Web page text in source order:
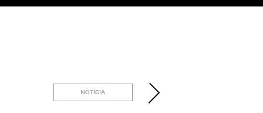
NOTÍCIA